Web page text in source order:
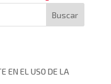
EN EL USO DE LA